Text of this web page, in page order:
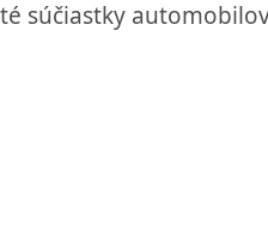
súčiastky